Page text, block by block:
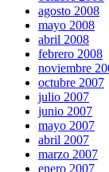
agosto 2008
mayo 2008
abril 2008
febrero 2008
noviembre
octubre 2007
julio 2007
junio 2007
mayo 2007
abril 2007
marzo 2007
enero 2007